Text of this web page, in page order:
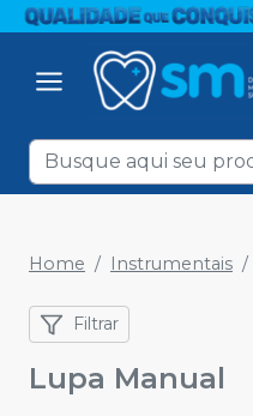
Home Instrumentais
Filtrar
Lupa Manual